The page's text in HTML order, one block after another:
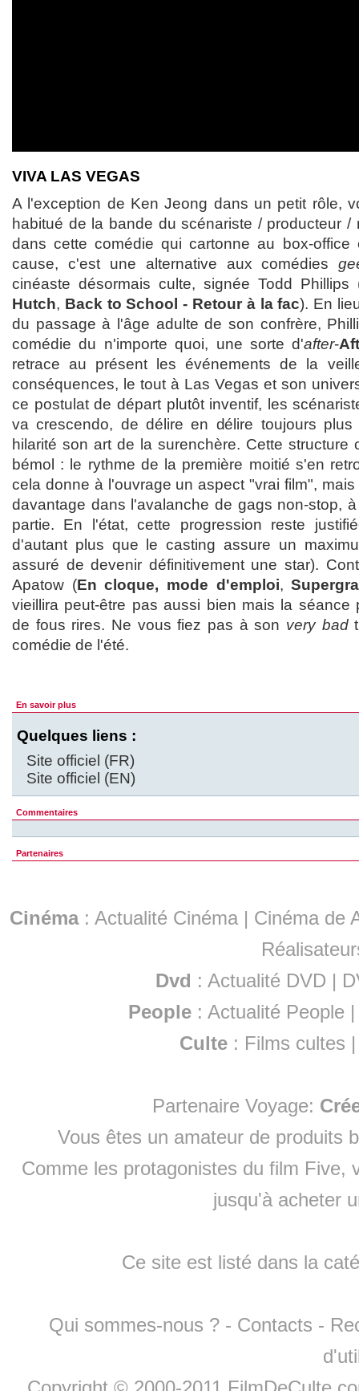
VIVA LAS VEGAS
A l'exception de Ken Jeong dans un petit rôle,
habitué de la bande du scénariste / producteur /
dans cette comédie qui cartonne au box-
cause, c'est une alternative aux comédies
cinéaste désormais culte, signée Todd Phillips
Hutch, Back to School - Retour à la fac). En
du passage à l'âge adulte de son confrère,
comédie du n'importe quoi, une sorte d'after-
retrace au présent les événements de la
conséquences, le tout à Las Vegas et son
ce postulat de départ plutôt inventif, les
va crescendo, de délire en délire toujours plus
hilarité son art de la surenchère. Cette structure
bémol : le rythme de la première moitié s'en
cela donne à l'ouvrage un aspect "vrai film",
davantage dans l'avalanche de gags non-stop,
partie. En l'état, cette progression reste
d'autant plus que le casting assure un
assuré de devenir définitivement une star).
Apatow (En cloque, mode d'emploi,
vieillira peut-être pas aussi bien mais la séance
de fous rires. Ne vous fiez pas à son very bad
comédie de l'été.
En savoir plus
Quelques liens :
Site officiel (FR)
Site officiel (EN)
Commentaires
Partenaires
Cinéma: Actualité Cinéma | Cinéma de
Dvd : Actualité DVD |
People :Actualité People
Culte : Films cultes
Partenaire Voyage:
Vous êtes un amateur de produits
Comme les protagonistes du film Five,
jusqu'à acheter
Ce site est listé dans la
Qui sommes-nous ? - Contacts -